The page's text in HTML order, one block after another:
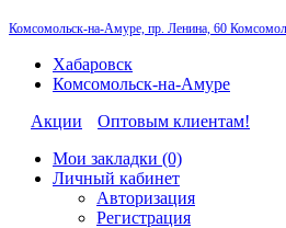
Комсомольск-на-Амуре, пр. Ленина, 60
Хабаровск
Комсомольск-на-Амуре
Акции
Оптовым клиентам!
Мои закладки (0)
Личный кабинет
Авторизация
Регистрация